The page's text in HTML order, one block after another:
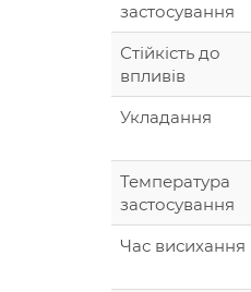
застосування
Стійкість до
впливів
Укладання
Температура
застосування
Час висихання